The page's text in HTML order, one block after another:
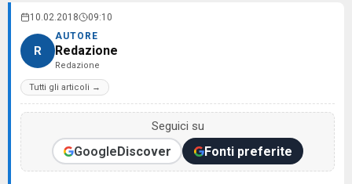
10.02.2018 09:10
R
AUTORE
Redazione
Redazione
Tutti gli articoli →
Seguici su
GoogleDiscover Fonti preferite